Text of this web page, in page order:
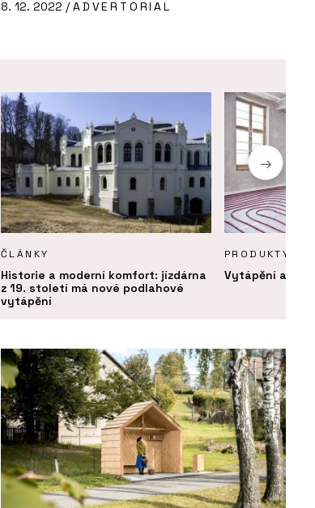
8. 12. 2022 / ADVERTORIAL
ČLÁNKY
Historie a moderní komfort: jízdárna
z 19. století má nové podlahové
vytápění
PRODUKTY
Vytápění a